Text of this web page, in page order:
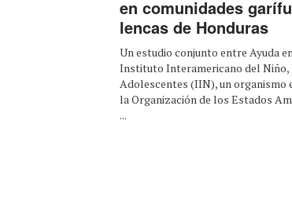
en comunidades
lencas de Honduras
Un estudio conjunto entre Ayuda
Instituto Interamericano del Niño,
Adolescentes (IIN), un organismo
la Organización de los Estados
...